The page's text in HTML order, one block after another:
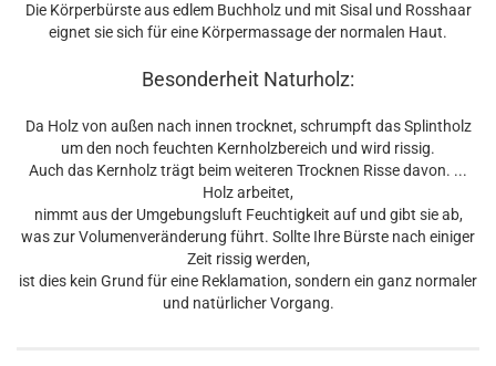
Die Körperbürste aus edlem Buchholz und mit Sisal und Rosshaar
eignet sie sich für eine Körpermassage der normalen Haut.
Besonderheit Naturholz:
Da Holz von außen nach innen trocknet, schrumpft das Splintholz
um den noch feuchten Kernholzbereich und wird rissig.
Auch das Kernholz trägt beim weiteren Trocknen Risse davon. ...
Holz arbeitet,
nimmt aus der Umgebungsluft Feuchtigkeit auf und gibt sie ab,
was zur Volumenveränderung führt. Sollte Ihre Bürste nach einiger
Zeit rissig werden,
ist dies kein Grund für eine Reklamation, sondern ein ganz normaler
und natürlicher Vorgang.